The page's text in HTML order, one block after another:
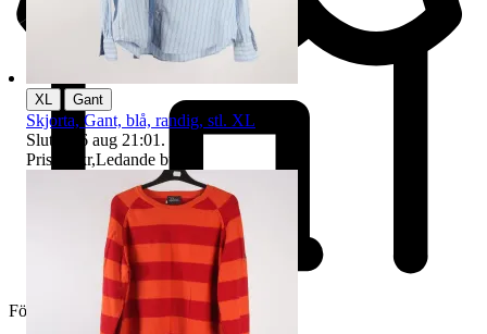
Företag
XL Gant
Skjorta, Gant, blå, randig, stl. XL
Sluttid
16 aug 21:01 .
Pris:
55 kr,Ledande bud